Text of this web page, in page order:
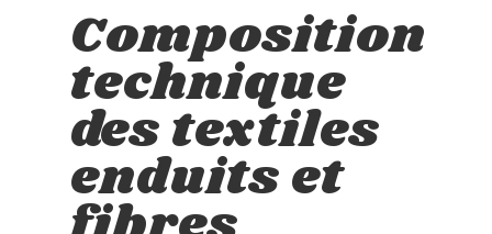
Composition
technique
des textiles
enduits et